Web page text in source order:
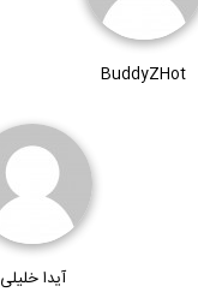
BuddyZHot
آیدا خلیلی